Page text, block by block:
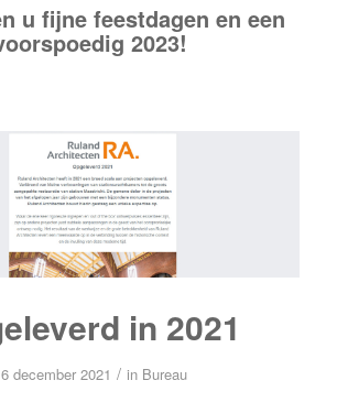
u fijne feestdagen en een
2023!
in 2021
december 2021 / in Bureau